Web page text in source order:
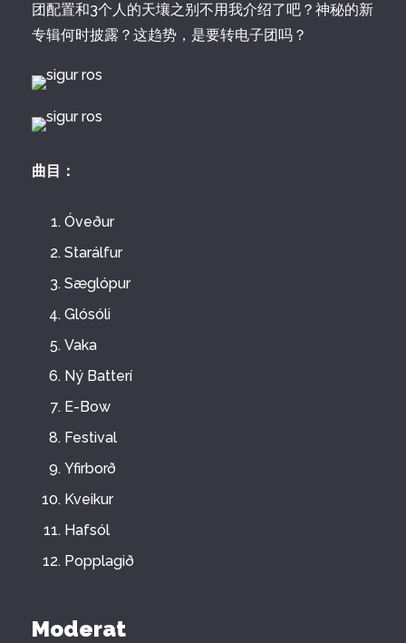
团配置和3个人的天壤之别不用我介绍了吧？神秘的新
专辑何时披露？这趋势，是要转电子团吗？
曲目：
Óveður
Starálfur
Sæglópur
Glósóli
Vaka
Ný Batterí
E-Bow
Festival
Yfirborð
Kveikur
Hafsól
Popplagið
Moderat